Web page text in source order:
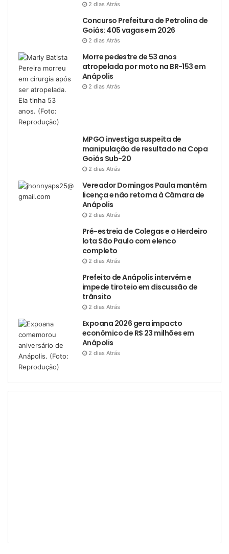
2 dias Atrás
Concurso Prefeitura de Petrolina de
Goiás: 405 vagas em 2026
2 dias Atrás
Morre pedestre de 53 anos
atropelada por moto na BR-153 em
Anápolis
2 dias Atrás
MPGO investiga suspeita de
manipulação de resultado na Copa
Goiás Sub-20
2 dias Atrás
Vereador Domingos Paula mantém
licença e não retorna à Câmara de
Anápolis
2 dias Atrás
Pré-estreia de Colegas e o Herdeiro
lota São Paulo com elenco
completo
2 dias Atrás
Prefeito de Anápolis intervém e
impede tiroteio em discussão de
trânsito
2 dias Atrás
Expoana 2026 gera impacto
econômico de R$ 23 milhões em
Anápolis
2 dias Atrás